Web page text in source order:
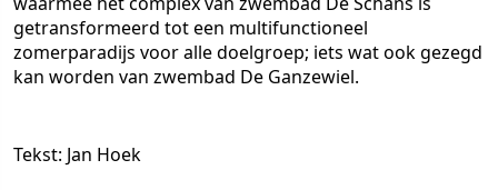
getransformeerd tot een multifunctioneel
zomerparadijs voor alle doelgroep; iets wat ook gezegd
kan worden van zwembad De Ganzewiel.
Tekst: Jan Hoek